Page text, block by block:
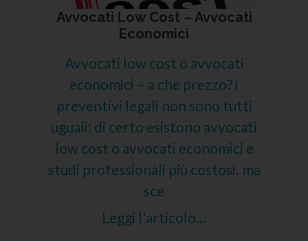
Avvocati Low Cost – Avvocati
Economici
Avvocati low cost o avvocati
economici – a che prezzo? i
preventivi legali non sono tutti
uguali: di certo esistono avvocati
low cost o avvocati economici e
studi professionali più costosi. ma
sce
Leggi l'articolo...